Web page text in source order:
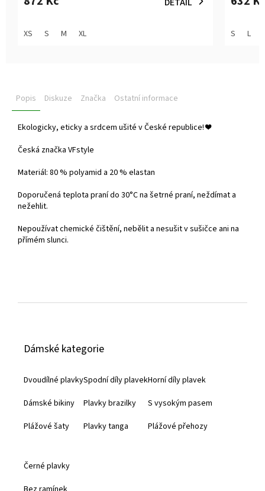
je
z
XS S M XL
je
z
S L
Popis Diskuze Značka Ostatní informace
Ekologicky, eticky a srdcem ušité v České republice!❤️
Česká značka VFstyle
Materiál: 80 % polyamid a 20 % elastan
Doporučená teplota praní do 30°C na šetrné praní, neždímat a
nežehlit.
Nepoužívat chemické čištění, nebělit a nesušit v sušičce ani na
přímém slunci.
Dámské kategorie
Dvoudílné plavky
Dámské bikiny
Plážové šaty
Spodní díly plavek
Plavky brazilky
Plavky tanga
Horní díly plavek
S vysokým pasem
Plážové přehozy
Černé plavky